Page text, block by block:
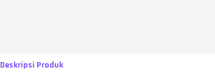
Deskripsi Produk